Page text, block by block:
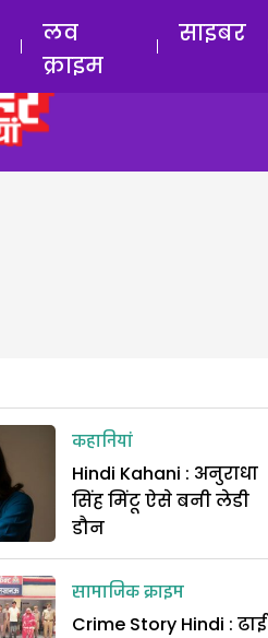
लव
क्राइम
साइबर
कहानियां
Hindi Kahani : अनुराधा
सिंह मिंटू ऐसे बनी लेडी
डौन
सामाजिक क्राइम
Crime Story Hindi : ढाई